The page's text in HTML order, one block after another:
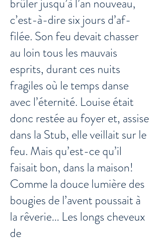
brûler jusqu’à l’an nouveau,
c’est-à-dire six jours d’af-
filée. Son feu devait chasser
au loin tous les mauvais
esprits, durant ces nuits
fragiles où le temps danse
avec l’éternité. Louise était
donc restée au foyer et, assise
dans la Stub, elle veillait sur le
feu. Mais qu’est-ce qu’il
faisait bon, dans la maison!
Comme la douce lumière des
bougies de l’avent poussait à
la rêverie... Les longs cheveux
de